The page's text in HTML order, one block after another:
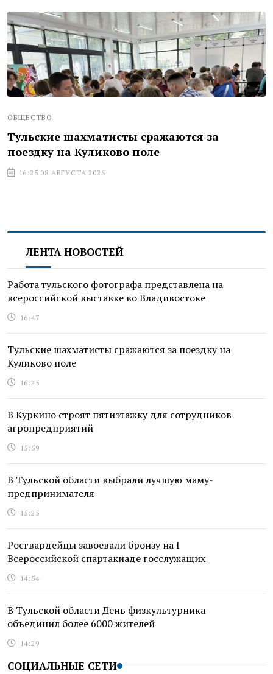
ОБЩЕСТВО
Тульские шахматисты сражаются за
поездку на Куликово поле
16:25 08 АВГУСТА 2026
ЛЕНТА НОВОСТЕЙ
Работа тульского фотографа представлена на
всероссийской выставке во Владивостоке
16:47
Тульские шахматисты сражаются за поездку на
Куликово поле
16:25
В Куркино строят пятиэтажку для сотрудников
агропредприятий
15:59
В Тульской области выбрали лучшую маму-
предпринимателя
15:25
Росгвардейцы завоевали бронзу на I
Всероссийской спартакиаде госслужащих
14:54
В Тульской области День физкультурника
объединил более 6000 жителей
14:29
СОЦИАЛЬНЫЕ СЕТИ